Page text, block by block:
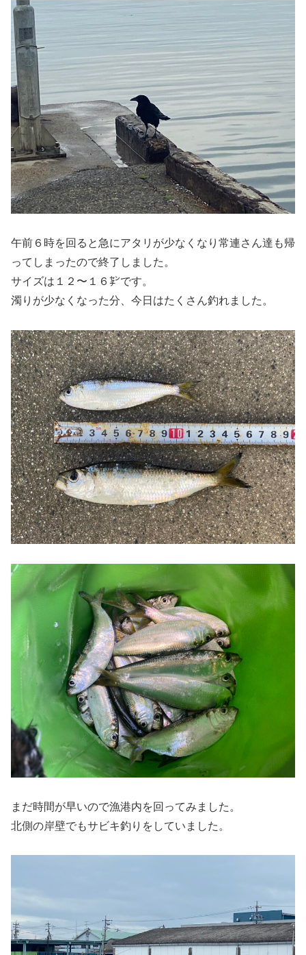
午前６時を回ると急にアタリが少なくなり常連さん達も帰
ってしまったので終了しました。
サイズは１２〜１６㌢です。
濁りが少なくなった分、今日はたくさん釣れました。
まだ時間が早いので漁港内を回ってみました。
北側の岸壁でもサビキ釣りをしていました。